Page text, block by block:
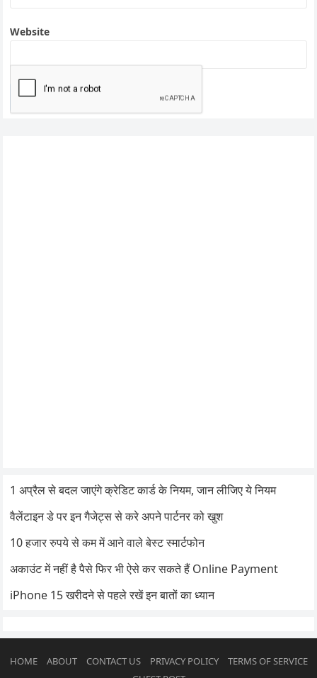
Website
1 अप्रैल से बदल जाएंगे क्रेडिट कार्ड के नियम, जान लीजिए ये नियम
वैलेंटाइन डे पर इन गैजेट्स से करे अपने पार्टनर को खुश
10 हजार रुपये से कम में आने वाले बेस्ट स्मार्टफोन
अकाउंट में नहीं है पैसे फिर भी ऐसे कर सकते हैं Online Payment
iPhone 15 खरीदने से पहले रखें इन बातों का ध्यान
HOME ABOUT CONTACT US PRIVACY POLICY
TERMS OF SERVICE